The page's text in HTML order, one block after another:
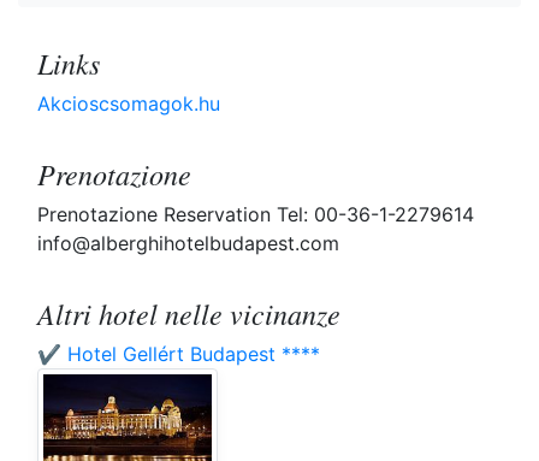
Links
Akcioscsomagok.hu
Prenotazione
Prenotazione Reservation Tel: 00-36-1-2279614
info@alberghihotelbudapest.com
Altri hotel nelle vicinanze
✔️ Hotel Gellért Budapest ****